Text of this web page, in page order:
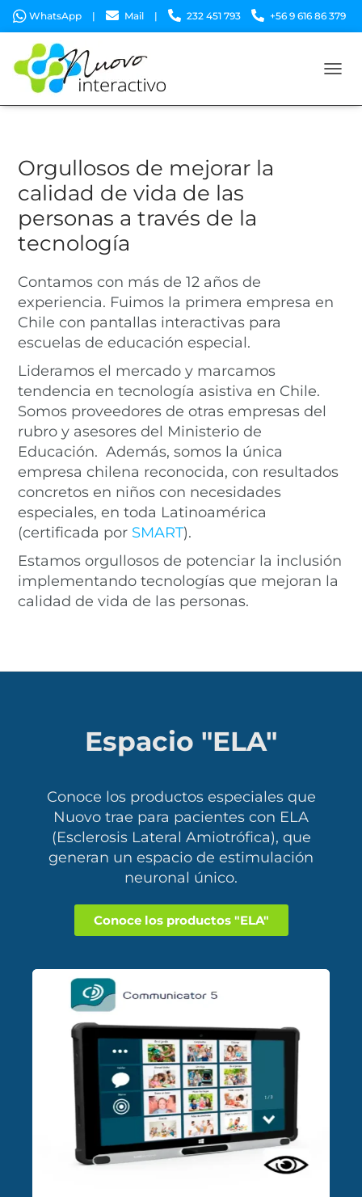
WhatsApp | Mail | 232 451 793 +56 9 616 86 379
| Padre Mariano 210, oficina 307. Providencia – Chile.
Orgullosos de mejorar la
calidad de vida de las
personas a través de la
tecnología
Contamos con más de 12 años de
experiencia. Fuimos la primera empresa en
Chile con pantallas interactivas para
escuelas de educación especial.
Lideramos el mercado y marcamos
tendencia en tecnología asistiva en Chile.
Somos proveedores de otras empresas del
rubro y asesores del Ministerio de
Educación. Además, somos la única
empresa chilena reconocida, con resultados
concretos en niños con necesidades
especiales, en toda Latinoamérica
(certificada por SMART).
Estamos orgullosos de potenciar la inclusión
implementando tecnologías que mejoran la
calidad de vida de las personas.
Espacio "ELA"
Conoce los productos especiales que
Nuovo trae para pacientes con ELA
(Esclerosis Lateral Amiotrófica), que
generan un espacio de estimulación
neuronal único.
Conoce los productos "ELA"